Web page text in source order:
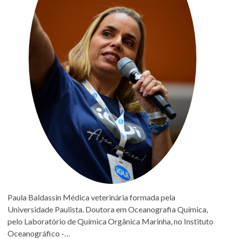
Paula Baldassin Médica veterinária formada pela
Universidade Paulista. Doutora em Oceanografia Química,
pelo Laboratório de Química Orgânica Marinha, no Instituto
Oceanográfico -…